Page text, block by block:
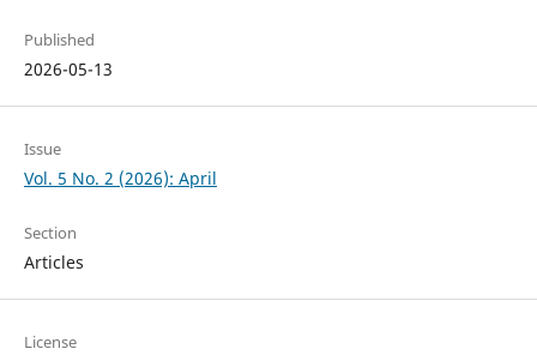
Published
2026-05-13
Issue
Vol. 5 No. 2 (2026): April
Section
Articles
License